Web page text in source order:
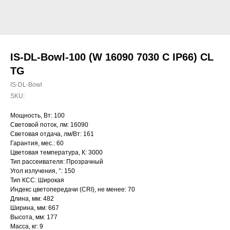
IS-DL-Bowl-100 (W 16090 7030 C IP66) CL
TG
IS-DL-Bowl
SKU:
Мощность, Вт: 100
Световой поток, лм: 16090
Световая отдача, лм/Вт: 161
Гарантия, мес.: 60
Цветовая температура, К: 3000
Тип рассеивателя: Прозрачный
Угол излучения, °: 150
Тип КСС: Широкая
Индекс цветопередачи (CRI), не менее: 70
Длина, мм: 482
Ширина, мм: 667
Высота, мм: 177
Масса, кг: 9